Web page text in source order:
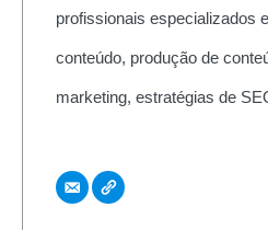
profissionais especializados
conteúdo, produção de
marketing, estratégias de